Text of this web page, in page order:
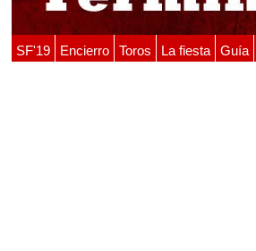
SF'19 Encierro Toros La fiesta Guía